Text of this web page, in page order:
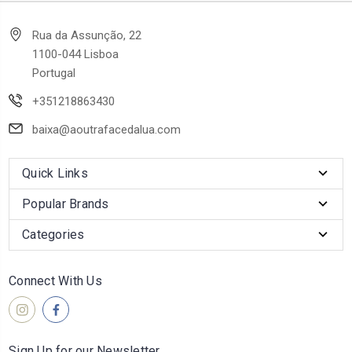
Rua da Assunção, 22
1100-044 Lisboa
Portugal
+351218863430
baixa@aoutrafacedalua.com
Quick Links
Popular Brands
Categories
Connect With Us